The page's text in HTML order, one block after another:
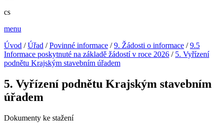
cs
menu
Úvod /Úřad /Povinné informace /9. Žádosti o informace /9.5
Informace poskytnuté na základě žádostí v roce 2026 / 5. Vyřízení
podnětu Krajským stavebním úřadem
5. Vyřízení podnětu Krajským stavebním
úřadem
Dokumenty ke stažení